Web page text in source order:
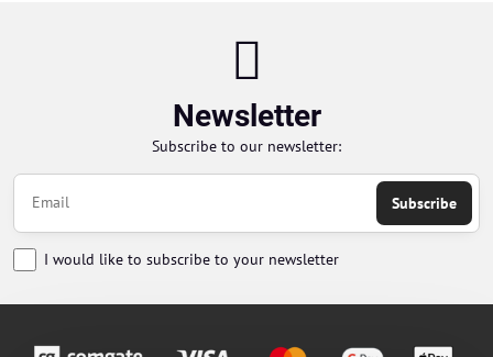
Newsletter
Subscribe to our newsletter:
Subscribe
I would like to subscribe to your newsletter